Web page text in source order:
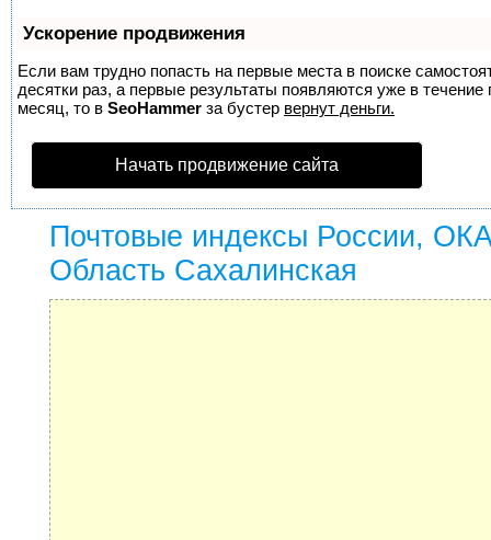
Ускорение продвижения
Если вам трудно попасть на первые места в поиске
десятки раз, а первые результаты появляются уже в
месяц, то в SeoHammer за бустер вернут деньги.
Начать продвижение сайта
Почтовые индексы России,
Область Сахалинская